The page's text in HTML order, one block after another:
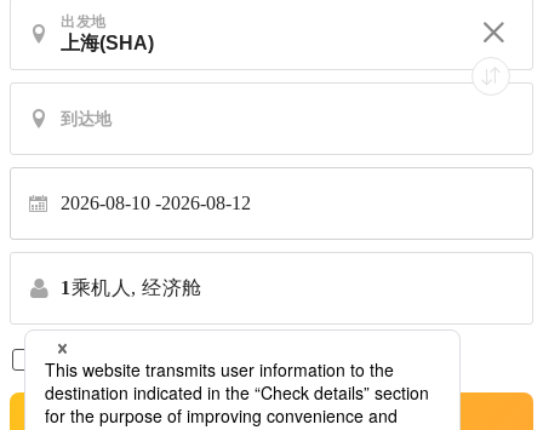
出发地
2026-08-10 2026-08-12
1乘机人, 经济舱
仅显示直达航班
搜索